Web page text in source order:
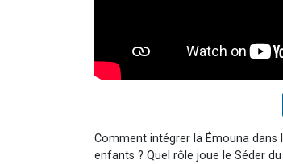
Comment intégrer la Émouna dans
enfants ? Quel rôle joue le Séder